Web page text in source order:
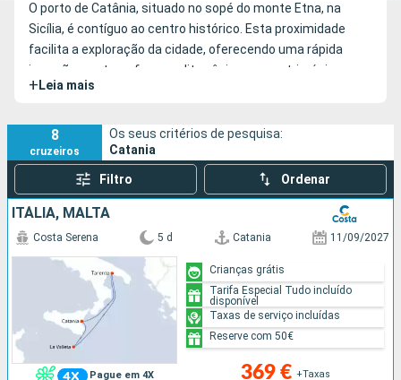
Pesquisar
O porto de Catânia, situado no sopé do monte Etna, na
Sicília, é contíguo ao centro histórico. Esta proximidade
facilita a exploração da cidade, oferecendo uma rápida
imersão na atmosfera mediterrânica e no património
cultural da região.
+ Leia mais
8
cruzeiros
Os seus critérios de pesquisa:
Catania
Filtro Ordenar
ITÁLIA, MALTA
Pague em 4X
Costa Serena 5 d Catania 11/09/2027
369 € +Taxas
Crianças grátis
Tarifa Especial Tudo incluído
disponível
Taxas de serviço incluídas
Reserve com 50€